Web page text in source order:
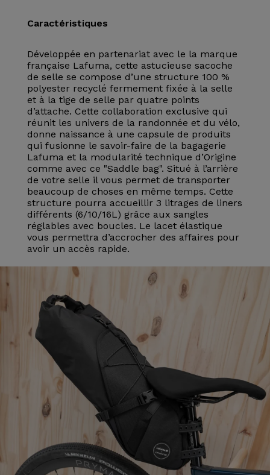
Caractéristiques
Développée en partenariat avec le la marque
française Lafuma, cette astucieuse sacoche
de selle se compose d’une structure 100 %
polyester recyclé fermement fixée à la selle
et à la tige de selle par quatre points
d’attache. Cette collaboration exclusive qui
réunit les univers de la randonnée et du vélo,
donne naissance à une capsule de produits
qui fusionne le savoir-faire de la bagagerie
Lafuma et la modularité technique d’Origine
comme avec ce "Saddle bag". Situé à l’arrière
de votre selle il vous permet de transporter
beaucoup de choses en même temps. Cette
structure pourra accueillir 3 litrages de liners
différents (6/10/16L) grâce aux sangles
réglables avec boucles. Le lacet élastique
vous permettra d’accrocher des affaires pour
avoir un accès rapide.